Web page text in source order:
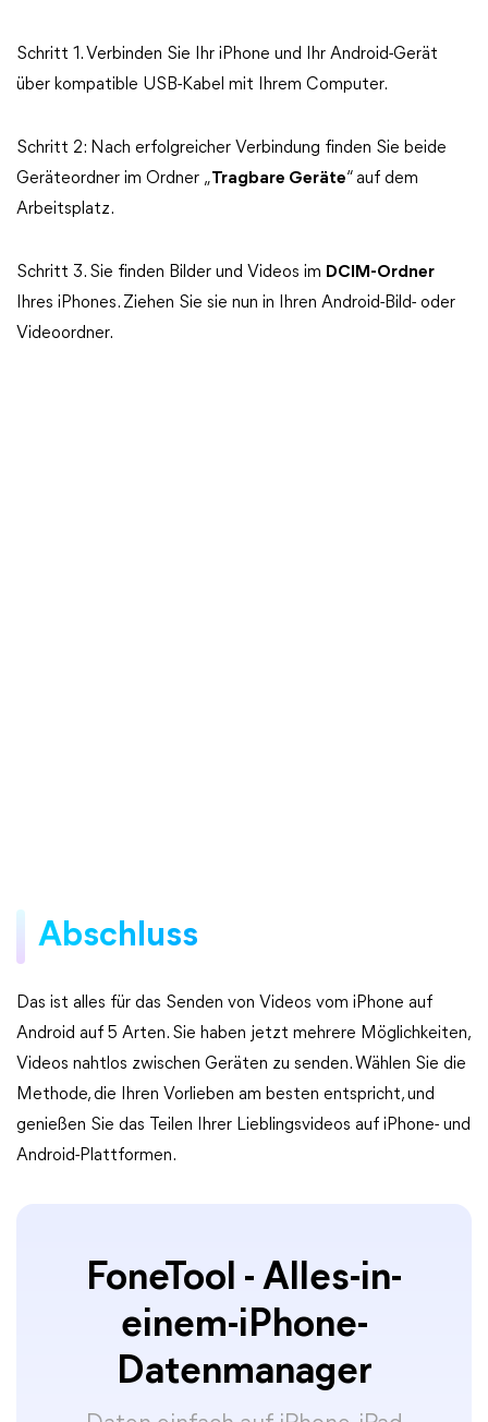
Schritt 1. Verbinden Sie Ihr iPhone und Ihr Android-Gerät
über kompatible USB-Kabel mit Ihrem Computer.
Schritt 2: Nach erfolgreicher Verbindung finden Sie beide
Geräteordner im Ordner „Tragbare Geräte“ auf dem
Arbeitsplatz.
Schritt 3. Sie finden Bilder und Videos im DCIM-Ordner
Ihres iPhones. Ziehen Sie sie nun in Ihren Android-Bild- oder
Videoordner.
Abschluss
Das ist alles für das Senden von Videos vom iPhone auf
Android auf 5 Arten. Sie haben jetzt mehrere Möglichkeiten,
Videos nahtlos zwischen Geräten zu senden. Wählen Sie die
Methode, die Ihren Vorlieben am besten entspricht, und
genießen Sie das Teilen Ihrer Lieblingsvideos auf iPhone- und
Android-Plattformen.
FoneTool - Alles-in-
einem-iPhone-
Datenmanager